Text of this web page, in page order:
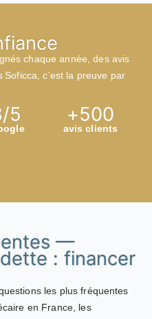
chaque année, des avis
c’est la preuve par
/5
avis clients
+500
—
: financer
les plus fréquentes
en France, les